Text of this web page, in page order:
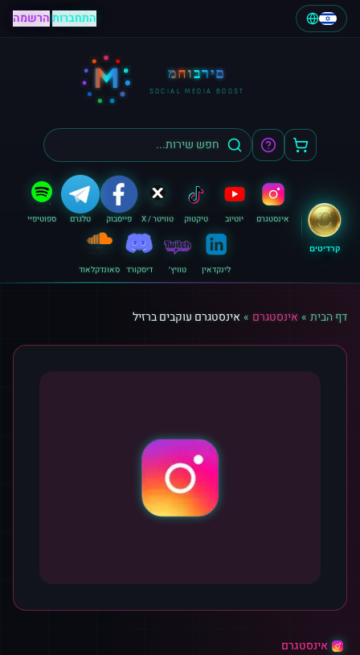
התחברות|הרשמה
M מחוברים
SOCIAL MEDIA BOOST
קרדיטים
אינסטגרם יוטיוב טיקטוק טוויטר / X פייסבוק טלגרם ספוטיפיי
לינקדאין טוויץ׳ דיסקורד סאונדקלאוד
דף הבית » אינסטגרם » אינסטגרם עוקבים ברזיל
אינסטגרם